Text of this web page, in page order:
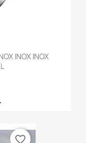
INOX INOX
favorite_border